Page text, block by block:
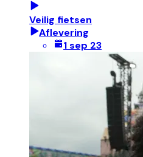
Veilig fietsen
Aflevering
1 sep 23